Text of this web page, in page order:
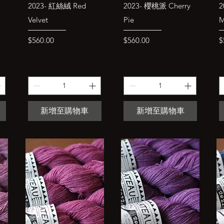
快速瀏覽
2023- 紅絲絨 Red
Velvet
價格
$560.00
新增至購物車
快速瀏覽
2023- 櫻桃派 Cherry
Pie
價格
$560.00
新增至購物車